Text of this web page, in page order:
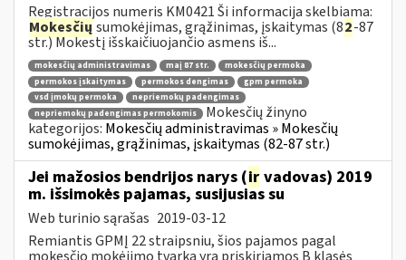
Registracijos numeris KM0421 Ši informacija skelbiama:
Mokesčių sumokėjimas, grąžinimas, įskaitymas (82-87
str.) Mokestį išskaičiuojančio asmens iš...
mokesčių administravimas maį 87 str.
mokesčių permoka
permokos įskaitymas
permokos dengimas
gpm permoka
vsd įmokų permoka
nepriemokų padengimas
nepriemokų padengimas permokomis
Mokesčių žinyno
kategorijos: Mokesčių administravimas » Mokesčių
sumokėjimas, grąžinimas, įskaitymas (82-87 str.)
Jei mažosios bendrijos narys (ir vadovas) 2019
m. išsimokės pajamas, susijusias su
Web turinio sąrašas 2019-03-12
Remiantis GPMĮ 22 straipsniu, šios pajamos pagal
mokesčio mokėjimo tvarką yra priskiriamos B klasės